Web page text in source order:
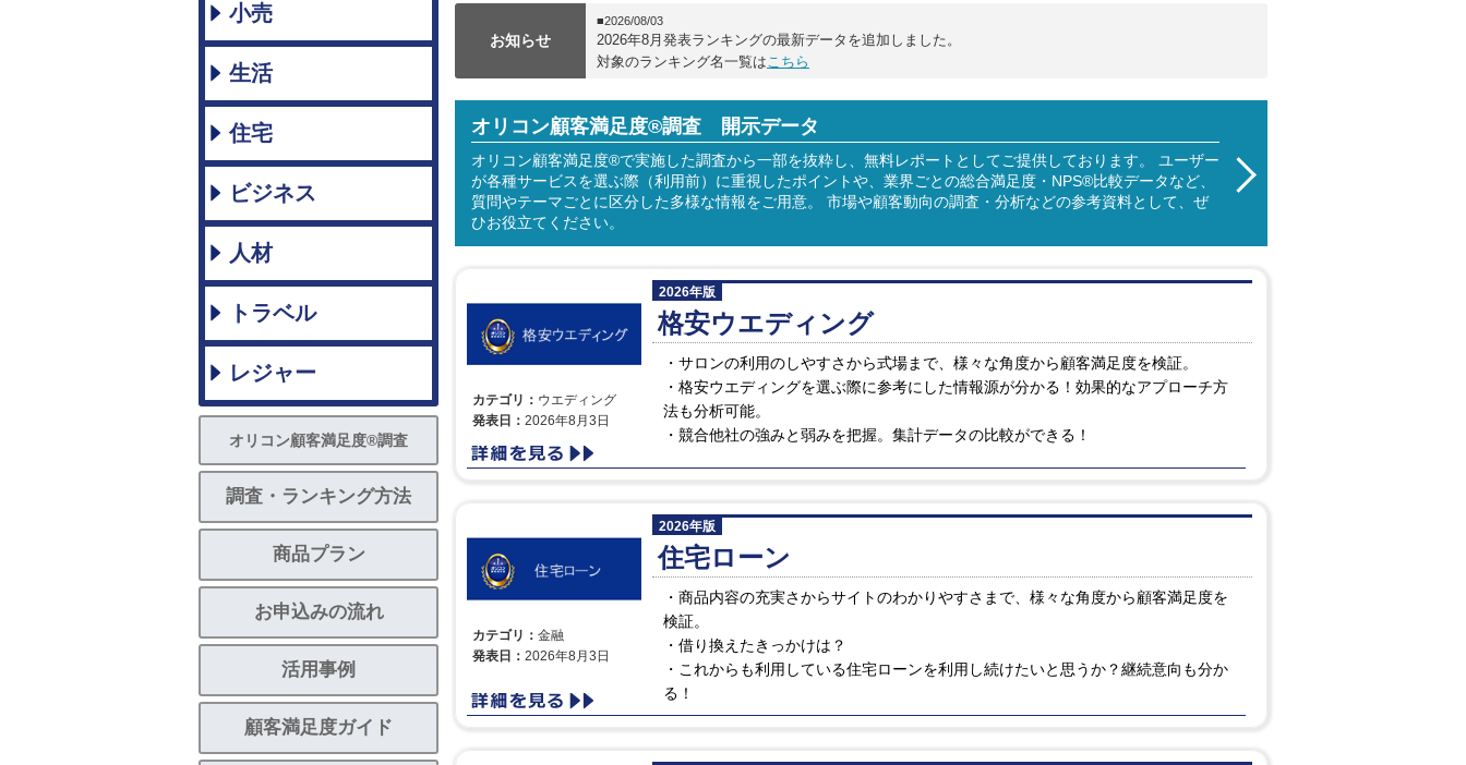
小売
生活
住宅
ビジネス
人材
トラベル
レジャー
オリコン顧客満足度®調査
調査・ランキング方法
商品プラン
お申込みの流れ
活用事例
顧客満足度ガイド
お知らせ
■2026/08/03
2026年8月発表ランキングの最新データを追加しました。
対象のランキング名一覧はこちら
オリコン顧客満足度®調査 開示データ
オリコン顧客満足度®で実施した調査から一部を抜粋し、無料レポートとしてご提供しております。 ユーザー
が各種サービスを選ぶ際（利用前）に重視したポイントや、業界ごとの総合満足度・NPS®比較データなど、
質問やテーマごとに区分した多様な情報をご用意。 市場や顧客動向の調査・分析などの参考資料として、ぜ
ひお役立てください。
カテゴリ： ウエディング
発表日： 2026年8月3日
2026年版
格安ウエディング
サロンの利用のしやすさから式場まで、様々な角度から顧客満足度を検証。
格安ウエディングを選ぶ際に参考にした情報源が分かる！効果的なアプローチ方
法も分析可能。
競合他社の強みと弱みを把握。集計データの比較ができる！
カテゴリ： 金融
発表日： 2026年8月3日
2026年版
住宅ローン
商品内容の充実さからサイトのわかりやすさまで、様々な角度から顧客満足度を
検証。
借り換えたきっかけは？
これからも利用している住宅ローンを利用し続けたいと思うか？継続意向も分か
る！